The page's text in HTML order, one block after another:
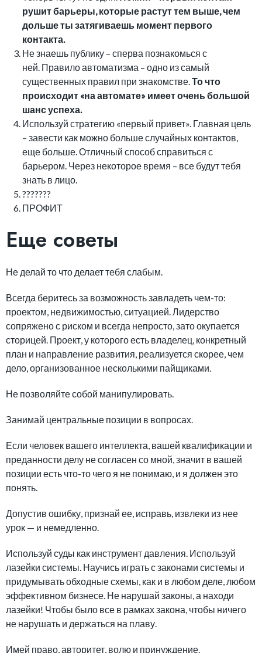
рушит барьеры, которые растут тем выше, чем
дольше ты затягиваешь момент первого
контакта.
Не знаешь публику – сперва познакомься с
ней. Правило автоматизма – одно из самый
существенных правил при знакомстве. То что
происходит «на автомате» имеет очень большой
шанс успеха.
Используй стратегию «первый привет». Главная цель
– завести как можно больше случайных контактов,
еще больше. Отличный способ справиться с
барьером. Через некоторое время – все будут тебя
знать в лицо.
???????
ПРОФИТ
Еще советы
Не делай то что делает тебя слабым.
Всегда беритесь за возможность завладеть чем-то:
проектом, недвижимостью, ситуацией. Лидерство
сопряжено с риском и всегда непросто, зато окупается
сторицей. Проект, у которого есть владелец, конкретный
план и направление развития, реализуется скорее, чем
дело, организованное несколькими пайщиками.
Не позволяйте собой манипулировать.
Занимай центральные позиции в вопросах.
Если человек вашего интеллекта, вашей квалификации и
преданности делу не согласен со мной, значит в вашей
позиции есть что-то чего я не понимаю, и я должен это
понять.
Допустив ошибку, признай ее, исправь, извлеки из нее
урок — и немедленно.
Используй суды как инструмент давления. Используй
лазейки системы. Научись играть с законами системы и
придумывать обходные схемы, как и в любом деле, любом
эффективном бизнесе. Не нарушай законы, а находи
лазейки! Чтобы было все в рамках закона, чтобы ничего
не нарушать и держаться на плаву.
Имей право, авторитет, волю и принуждение.